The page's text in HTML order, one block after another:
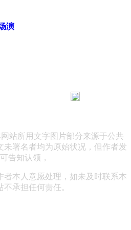
演
站所用文字图片部分来源于公共
未署名者均为原始状况，但作者发
告知认领，
者本人意愿处理，如未及时联系本
不承担任何责任。